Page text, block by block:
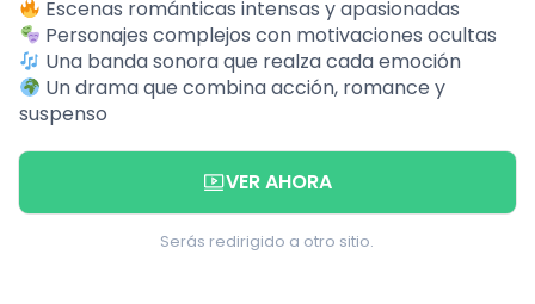
Escenas románticas intensas y apasionadas
Personajes complejos con motivaciones ocultas
Una banda sonora que realza cada emoción
Un drama que combina acción, romance y
suspenso
VER AHORA
Serás redirigido a otro sitio.